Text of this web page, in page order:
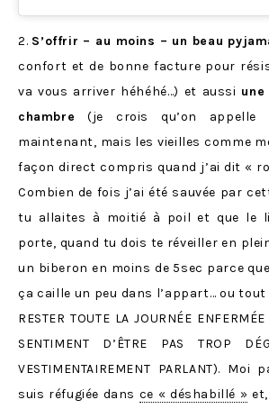
2. S’offrir – au moins – un beau
confort et de bonne facture pour
va vous arriver héhéhé…) et aussi
chambre (je crois qu’on
maintenant, mais les vieilles comme
façon direct compris quand j’ai dit «
Combien de fois j’ai été sauvée par
tu allaites à moitié à poil et que le
porte, quand tu dois te réveiller en
un biberon en moins de 5sec parce
ça caille un peu dans l’appart… ou tout
RESTER TOUTE LA JOURNÉE
SENTIMENT D’ÊTRE PAS TROP
VESTIMENTAIREMENT PARLANT).
suis réfugiée dans ce « déshabillé »